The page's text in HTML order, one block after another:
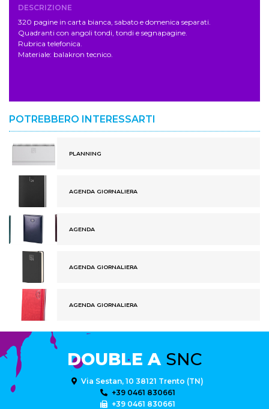
DESCRIZIONE
320 pagine in carta bianca, sabato e domenica separati.
Quadranti con angoli tondi, tondi e segnapagine.
Rubrica telefonica.
Materiale: balakron tecnico.
POTREBBERO INTERESSARTI
PLANNING
AGENDA GIORNALIERA
AGENDA
AGENDA GIORNALIERA
AGENDA GIORNALIERA
DOUBLE A SNC
Via Sestan, 10 38121 Trento (TN)
+39 0461 830661
+39 0461 830661